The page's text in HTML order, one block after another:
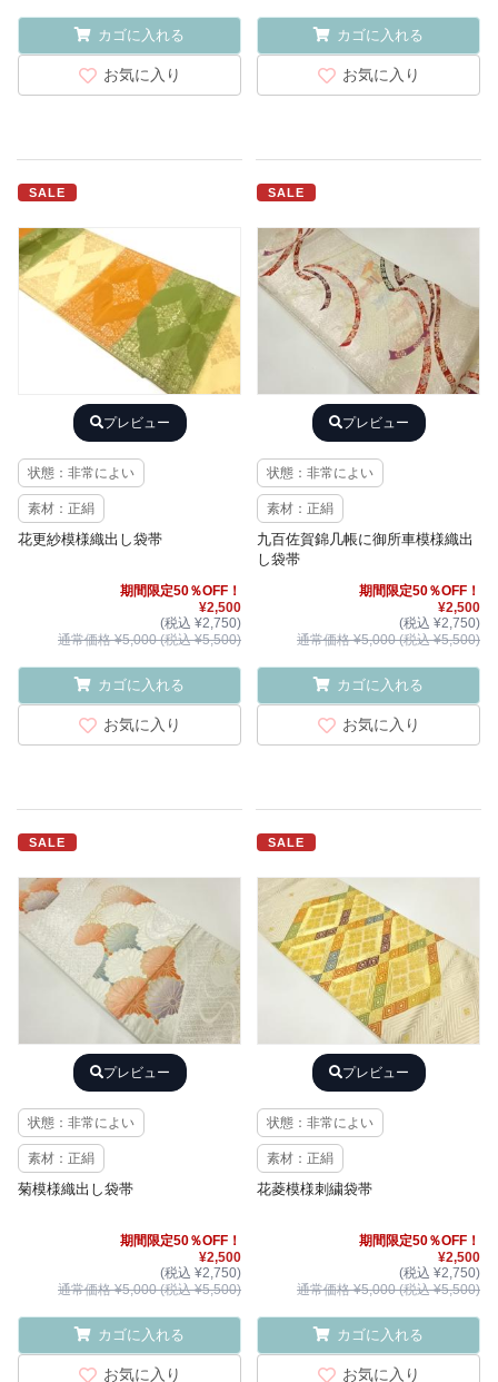
カゴに入れる
お気に入り
カゴに入れる
お気に入り
SALE
プレビュー
状態：非常によい
素材：正絹
花更紗模様織出し袋帯
期間限定50％OFF！
¥2,500
(税込 ¥2,750)
通常価格 ¥5,000 (税込 ¥5,500)
カゴに入れる
お気に入り
SALE
プレビュー
状態：非常によい
素材：正絹
九百佐賀錦几帳に御所車模様織出
し袋帯
期間限定50％OFF！
¥2,500
(税込 ¥2,750)
通常価格 ¥5,000 (税込 ¥5,500)
カゴに入れる
お気に入り
SALE
プレビュー
状態：非常によい
素材：正絹
菊模様織出し袋帯
期間限定50％OFF！
¥2,500
(税込 ¥2,750)
通常価格 ¥5,000 (税込 ¥5,500)
カゴに入れる
お気に入り
SALE
プレビュー
状態：非常によい
素材：正絹
花菱模様刺繍袋帯
期間限定50％OFF！
¥2,500
(税込 ¥2,750)
通常価格 ¥5,000 (税込 ¥5,500)
カゴに入れる
お気に入り